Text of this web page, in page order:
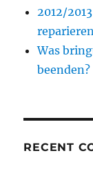
2012/
reparieren
Was
beenden?
RECENT